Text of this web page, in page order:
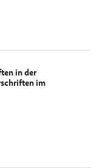
in der
im